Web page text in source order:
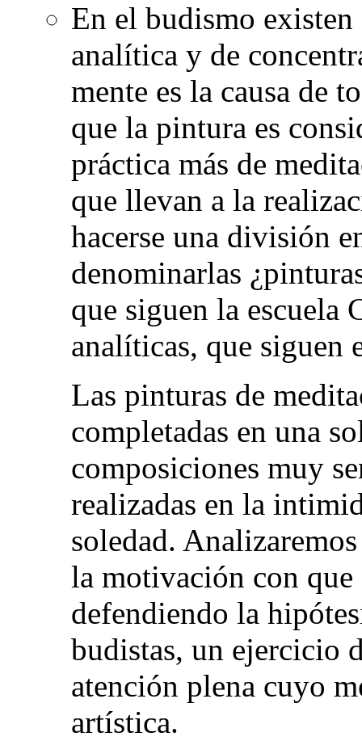
En el budismo
analítica y de
mente es la causa de
que la pintura es
práctica más de
que llevan a la
hacerse una división
denominarlas
que siguen la escuela
analíticas, que siguen
Las pinturas de
completadas en una
composiciones muy
realizadas en la
soledad.
la motivación con que
defendiendo la
budistas, un ejercicio
atención plena cuyo
artística.